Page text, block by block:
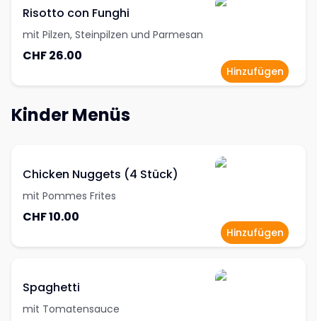
Risotto con Funghi
mit Pilzen, Steinpilzen und Parmesan
CHF 26.00
Hinzufügen
Kinder Menüs
Chicken Nuggets (4 Stück)
mit Pommes Frites
CHF 10.00
Hinzufügen
Spaghetti
mit Tomatensauce